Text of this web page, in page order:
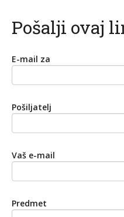
Pošalji ovaj
E-mail za
Pošiljatelj
Vaš e-mail
Predmet